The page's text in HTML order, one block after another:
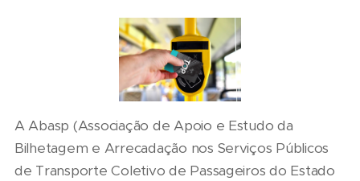
A Abasp (Associação de Apoio e Estudo da
Bilhetagem e Arrecadação nos Serviços Públicos
de Transporte Coletivo de Passageiros do Estado